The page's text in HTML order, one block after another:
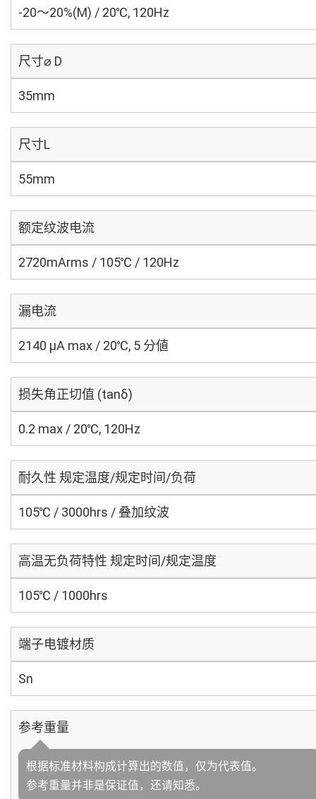
-20～20%(M) / 20℃, 120Hz
尺寸⌀ D
35mm
尺寸L
55mm
额定纹波电流
2720mArms / 105℃ / 120Hz
漏电流
2140 μA max / 20℃, 5 分値
损失角正切值 (tanδ)
0.2 max / 20℃, 120Hz
耐久性 规定温度/规定时间/负荷
105℃ / 3000hrs / 叠加纹波
高温无负荷特性 规定时间/规定温度
105℃ / 1000hrs
端子电镀材质
Sn
参考重量
根据标准材料构成计算出的数值，仅为代表值。
参考重量并非是保证值，还请知悉。